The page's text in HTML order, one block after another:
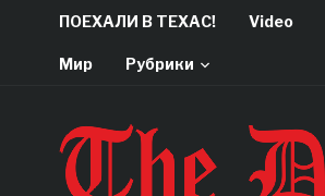
ПОЕХАЛИ В ТЕХАС! Video
Мир Рубрики